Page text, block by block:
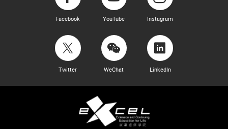
Facebook YouTube Instagram
Twitter WeChat LinkedIn